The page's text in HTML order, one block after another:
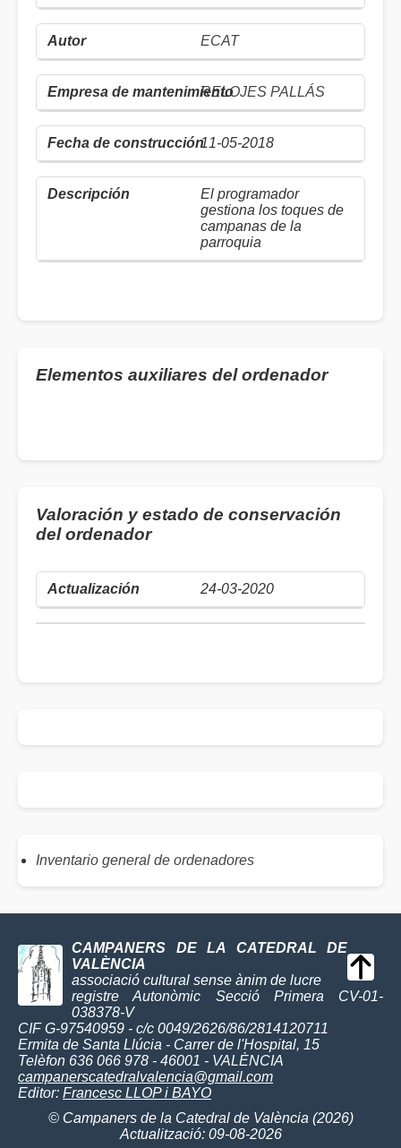
ECAT
RELOJES PALLÁS
11-05-2018
El programador
gestiona los toques de
campanas de la
parroquia
Elementos auxiliares del ordenador
Valoración y estado de conservación
del ordenador
24-03-2020
Inventario general de ordenadores
CAMPANERS DE LA CATEDRAL DE
VALÈNCIA
associació cultural sense ànim de lucre
registre Autonòmic Secció Primera CV-01-
038378-V
CIF G-97540959 - c/c 0049/2626/86/2814120711
Ermita de Santa Llúcia - Carrer de l'Hospital, 15
Telèfon 636 066 978 - 46001 - VALÈNCIA
campanerscatedralvalencia@gmail.com
Editor: Francesc LLOP i BAYO
© Campaners de la Catedral de València (2026)
Actualització: 09-08-2026